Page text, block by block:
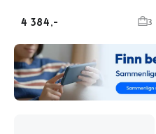
4 384,- 3